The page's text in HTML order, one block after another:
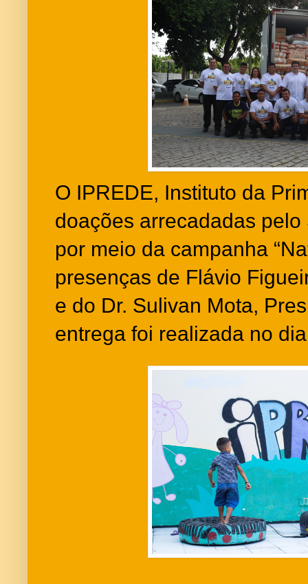
O IPREDE, Instituto da
doações arrecadadas
por meio da campanha
presenças de Flávio
e do Dr. Sulivan Mota,
entrega foi realizada no